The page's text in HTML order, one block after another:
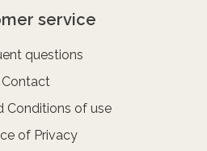
service
questions
Contact
Conditions of use
of Privacy